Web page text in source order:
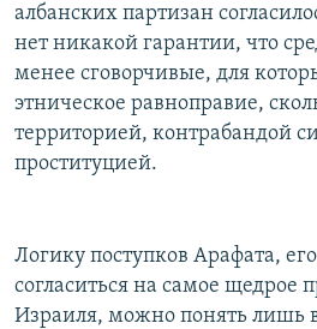
албанских партизан
нет никакой гарантии, что
менее сговорчивые, для
этническое равноправие,
территорией, контрабандой
проституцией.
Логику поступков Арафата,
согласиться на самое щедрое
Израиля, можно понять лишь в